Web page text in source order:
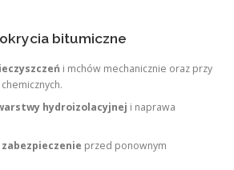
bitumiczne
i mchów mechanicznie oraz przy
hydroizolacyjnej i naprawa
przed ponownym